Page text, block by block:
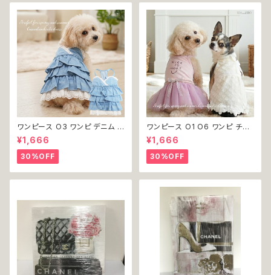
ワンピース O3 ワンピ デニム プ
リーツ レース 女の子 犬 犬服
小型 猫 服 洋服 ペット dog ド
ッグウェア おしゃれ かわいい 返
品交換不可
¥1,666
30%OFF
ワンピース O1 O6 ワンピ チュ
ール レース 花 フラワー 女の子
犬 犬服 小型 猫 服 洋服 ペット
dog ドッグウェア おしゃれ かわ
いい 返品交換不可
¥1,666
30%OFF